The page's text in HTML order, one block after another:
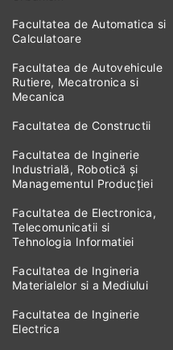
Facultatea de Automatica si
Calculatoare
Facultatea de Autovehicule
Rutiere, Mecatronica si
Mecanica
Facultatea de Constructii
Facultatea de Inginerie
Industrială, Robotică și
Managementul Producției
Facultatea de Electronica,
Telecomunicatii si
Tehnologia Informatiei
Facultatea de Ingineria
Materialelor si a Mediului
Facultatea de Inginerie
Electrica